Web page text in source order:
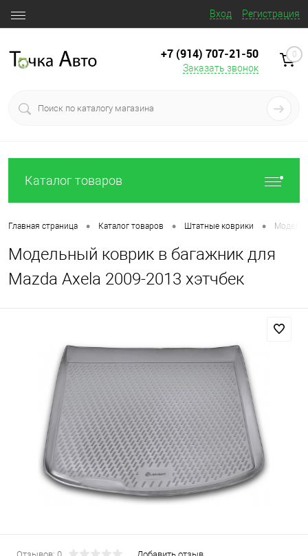
Вход Регистрация
+7 (914) 707‒21‒50
Заказать звонок
0
Каталог товаров
Главная страница • Каталог товаров • Штатные коврики •
Модельный коврик в багажник для
Mazda Axela 2009-2013 хэтчбек